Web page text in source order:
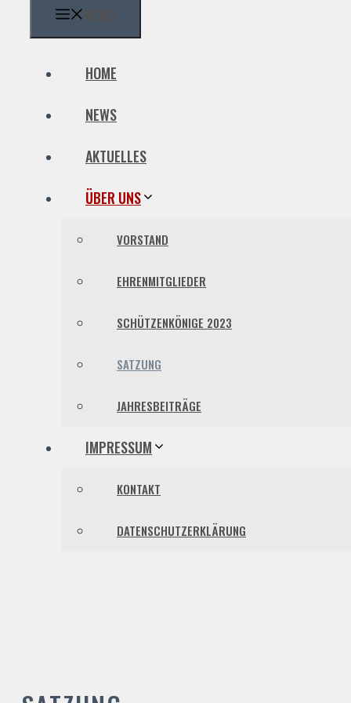
HOME
NEWS
AKTUELLES
ÜBER UNS
VORSTAND
EHRENMITGLIEDER
SCHÜTZENKÖNIGE 2023
SATZUNG
JAHRESBEITRÄGE
IMPRESSUM
KONTAKT
DATENSCHUTZERKLÄRUNG